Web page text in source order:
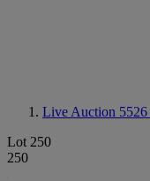
Live Auction 5526
Lot 250
250